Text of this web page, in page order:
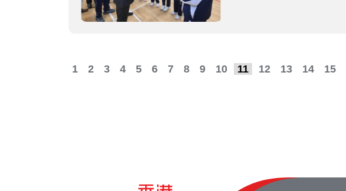
1 2 3 4 5 6 7 8 9 10 11 12 13 14 15